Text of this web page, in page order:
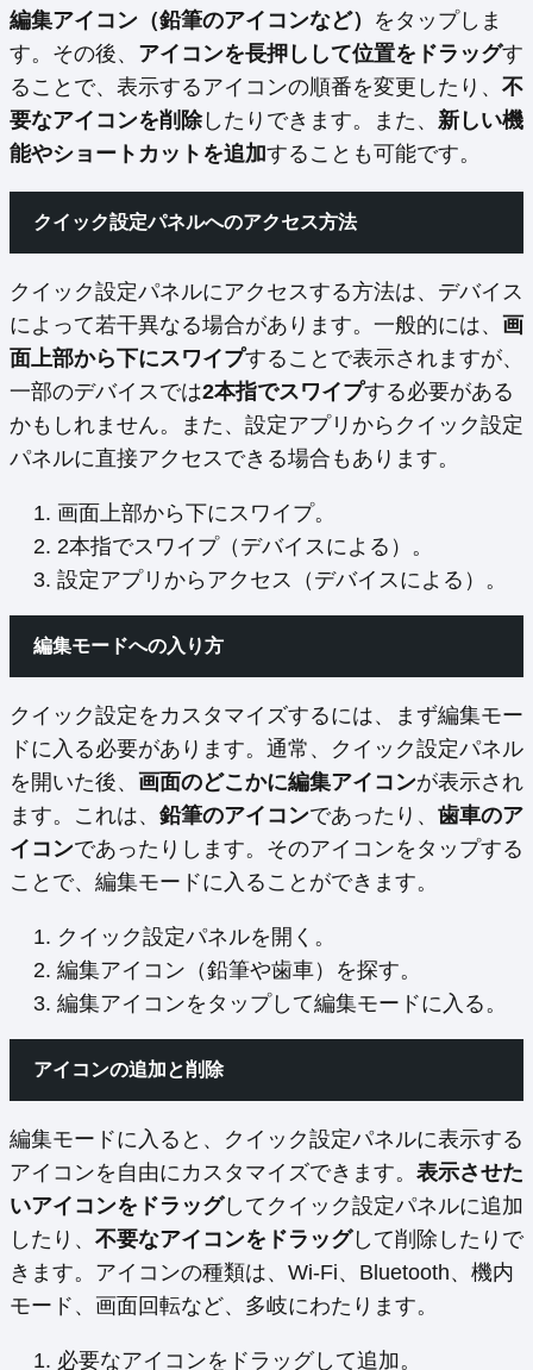
編集アイコン（鉛筆のアイコンなど） をタップしま
す。その後、 アイコンを長押しして位置をドラッグす
ることで、表示するアイコンの順番を変更したり、 不
要なアイコンを削除したりできます。また、 新しい機
能やショートカットを追加することも可能です。
クイック設定パネルへのアクセス方法
クイック設定パネルにアクセスする方法は、デバイス
によって若干異なる場合があります。一般的には、 画
面上部から下にスワイプすることで表示されますが、
一部のデバイスでは2本指でスワイプする必要がある
かもしれません。また、設定アプリからクイック設定
パネルに直接アクセスできる場合もあります。
画面上部から下にスワイプ。
2本指でスワイプ（デバイスによる）。
設定アプリからアクセス（デバイスによる）。
編集モードへの入り方
クイック設定をカスタマイズするには、まず編集モー
ドに入る必要があります。通常、クイック設定パネル
を開いた後、 画面のどこかに編集アイコンが表示され
ます。これは、 鉛筆のアイコンであったり、 歯車のア
イコンであったりします。そのアイコンをタップする
ことで、編集モードに入ることができます。
クイック設定パネルを開く。
編集アイコン（鉛筆や歯車）を探す。
編集アイコンをタップして編集モードに入る。
アイコンの追加と削除
編集モードに入ると、クイック設定パネルに表示する
アイコンを自由にカスタマイズできます。 表示させた
いアイコンをドラッグしてクイック設定パネルに追加
したり、 不要なアイコンをドラッグして削除したりで
きます。アイコンの種類は、Wi-Fi、Bluetooth、機内
モード、画面回転など、多岐にわたります。
必要なアイコンをドラッグして追加。